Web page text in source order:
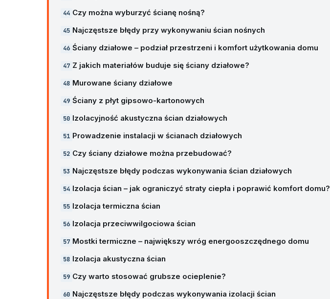
Czy można wyburzyć ścianę nośną?
Najczęstsze błędy przy wykonywaniu ścian nośnych
Ściany działowe – podział przestrzeni i komfort użytkowania domu
Z jakich materiałów buduje się ściany działowe?
Murowane ściany działowe
Ściany z płyt gipsowo-kartonowych
Izolacyjność akustyczna ścian działowych
Prowadzenie instalacji w ścianach działowych
Czy ściany działowe można przebudować?
Najczęstsze błędy podczas wykonywania ścian działowych
Izolacja ścian – jak ograniczyć straty ciepła i poprawić komfort domu?
Izolacja termiczna ścian
Izolacja przeciwwilgociowa ścian
Mostki termiczne – największy wróg energooszczędnego domu
Izolacja akustyczna ścian
Czy warto stosować grubsze ocieplenie?
Najczęstsze błędy podczas wykonywania izolacji ścian